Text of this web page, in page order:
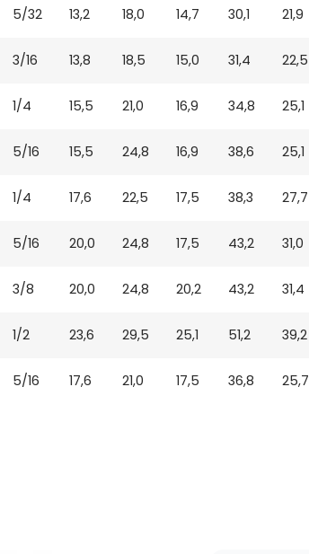
5/32 13,2 18,0 14,7 30,1 21,9
3/16 13,8 18,5 15,0 31,4 22,5
1/4 15,5 21,0 16,9 34,8 25,1
5/16 15,5 24,8 16,9 38,6 25,1
1/4 17,6 22,5 17,5 38,3 27,7
5/16 20,0 24,8 17,5 43,2 31,0
3/8 20,0 24,8 20,2 43,2 31,4
1/2 23,6 29,5 25,1 51,2 39,2
5/16 17,6 21,0 17,5 36,8 25,7